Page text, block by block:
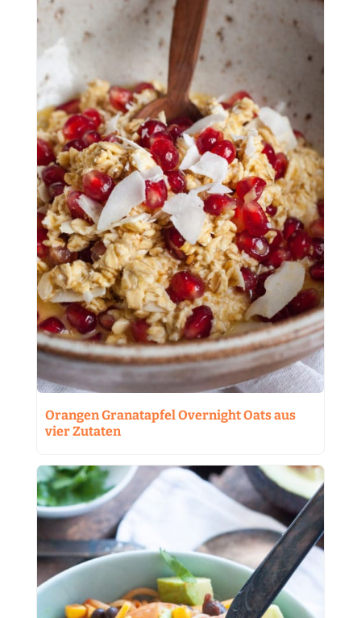
Orangen Granatapfel Overnight Oats aus
vier Zutaten